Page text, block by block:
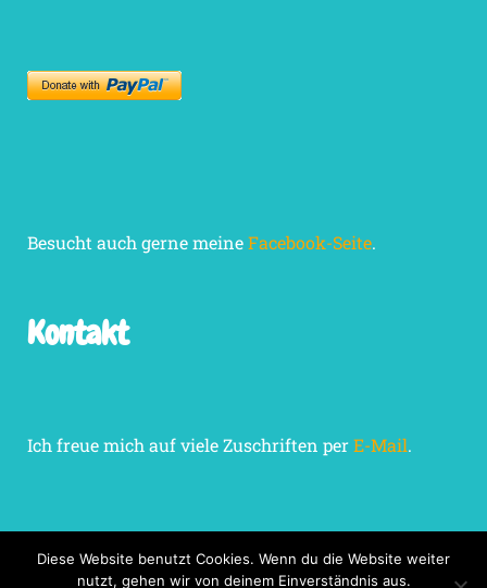
Besucht auch gerne meineFacebook-Seite.
Kontakt
Ich freue mich auf viele Zuschriften perE-Mail.
Diese Website benutzt Cookies. Wenn du die Website weiter
nutzt, gehen wir von deinem Einverständnis aus.